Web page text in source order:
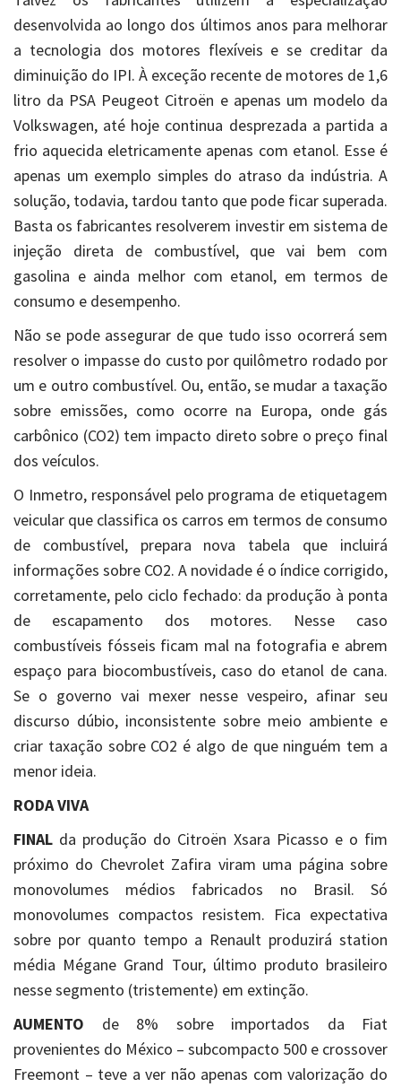
desenvolvida ao longo dos últimos anos para melhorar
a tecnologia dos motores flexíveis e se creditar da
diminuição do IPI. À exceção recente de motores de 1,6
litro da PSA Peugeot Citroën e apenas um modelo da
Volkswagen, até hoje continua desprezada a partida a
frio aquecida eletricamente apenas com etanol. Esse é
apenas um exemplo simples do atraso da indústria. A
solução, todavia, tardou tanto que pode ficar superada.
Basta os fabricantes resolverem investir em sistema de
injeção direta de combustível, que vai bem com
gasolina e ainda melhor com etanol, em termos de
consumo e desempenho.
Não se pode assegurar de que tudo isso ocorrerá sem
resolver o impasse do custo por quilômetro rodado por
um e outro combustível. Ou, então, se mudar a taxação
sobre emissões, como ocorre na Europa, onde gás
carbônico (CO2) tem impacto direto sobre o preço final
dos veículos.
O Inmetro, responsável pelo programa de etiquetagem
veicular que classifica os carros em termos de consumo
de combustível, prepara nova tabela que incluirá
informações sobre CO2. A novidade é o índice corrigido,
corretamente, pelo ciclo fechado: da produção à ponta
de escapamento dos motores. Nesse caso
combustíveis fósseis ficam mal na fotografia e abrem
espaço para biocombustíveis, caso do etanol de cana.
Se o governo vai mexer nesse vespeiro, afinar seu
discurso dúbio, inconsistente sobre meio ambiente e
criar taxação sobre CO2 é algo de que ninguém tem a
menor ideia.
RODA VIVA
FINAL da produção do Citroën Xsara Picasso e o fim
próximo do Chevrolet Zafira viram uma página sobre
monovolumes médios fabricados no Brasil. Só
monovolumes compactos resistem. Fica expectativa
sobre por quanto tempo a Renault produzirá station
média Mégane Grand Tour, último produto brasileiro
nesse segmento (tristemente) em extinção.
AUMENTO de 8% sobre importados da Fiat
provenientes do México – subcompacto 500 e crossover
Freemont – teve a ver não apenas com valorização do